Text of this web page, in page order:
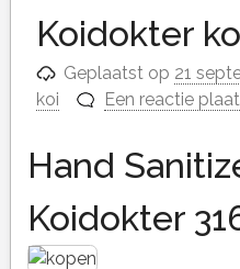
Koidokter
Geplaatst op 21
koi
Een reactie
Hand
Koidokter